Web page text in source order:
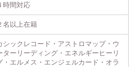
時間対応
名以上在籍
シックレコード・アストロマップ・ウ
ターリーディング・エネルギーヒーリ
・エルメス・エンジェルカード・オラ